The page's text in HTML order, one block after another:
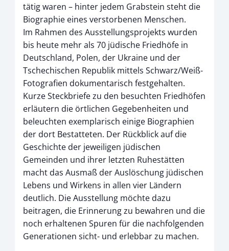
tätig waren – hinter jedem Grabstein steht die
Biographie eines verstorbenen Menschen.
Im Rahmen des Ausstellungsprojekts wurden
bis heute mehr als 70 jüdische Friedhöfe in
Deutschland, Polen, der Ukraine und der
Tschechischen Republik mittels Schwarz/Weiß-
Fotografien dokumentarisch festgehalten.
Kurze Steckbriefe zu den besuchten Friedhöfen
erläutern die örtlichen Gegebenheiten und
beleuchten exemplarisch einige Biographien
der dort Bestatteten. Der Rückblick auf die
Geschichte der jeweiligen jüdischen
Gemeinden und ihrer letzten Ruhestätten
macht das Ausmaß der Auslöschung jüdischen
Lebens und Wirkens in allen vier Ländern
deutlich. Die Ausstellung möchte dazu
beitragen, die Erinnerung zu bewahren und die
noch erhaltenen Spuren für die nachfolgenden
Generationen sicht- und erlebbar zu machen.